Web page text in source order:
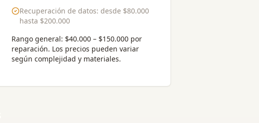
Recuperación de datos: desde $80.000
hasta $200.000
Rango general: $40.000 – $150.000 por
reparación. Los precios pueden variar
según complejidad y materiales.